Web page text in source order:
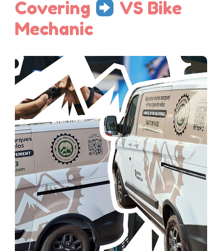
Covering
VS Bike
Mechanic